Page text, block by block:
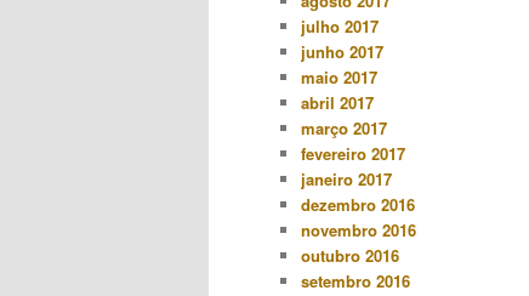
julho 2017
junho 2017
maio 2017
abril 2017
março 2017
fevereiro 2017
janeiro 2017
dezembro 2016
novembro 2016
outubro 2016
setembro 2016